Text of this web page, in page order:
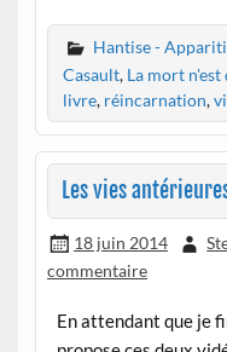
Hantise -
Casault, La mort
livre, réincarnation,
Les vies
18 juin 2014
commentaire
En attendant que je